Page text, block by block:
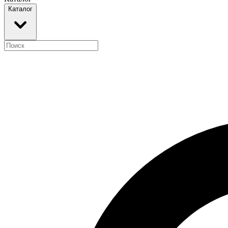
Каталог